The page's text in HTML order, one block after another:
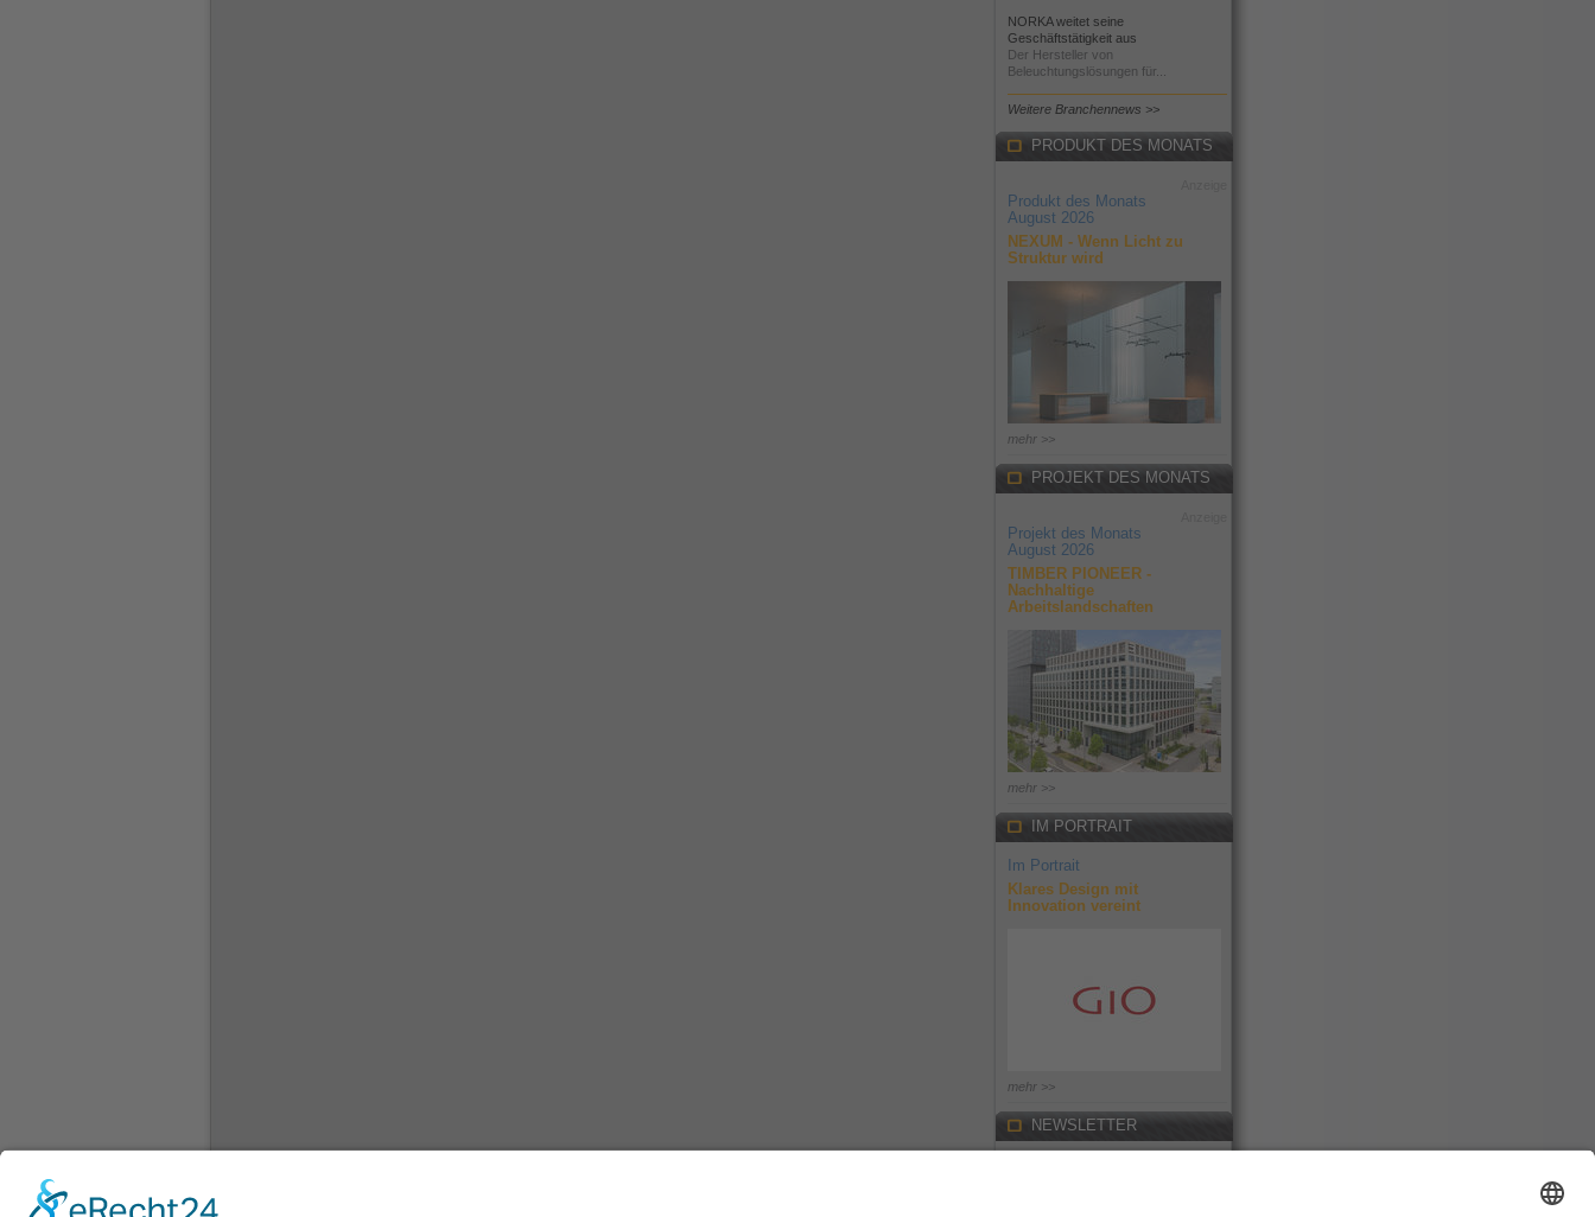
NORKA weitet seine
Geschäftstätigkeit aus
Der Hersteller von
Beleuchtungslösungen für...
Weitere Branchennews >>
PRODUKT DES MONATS
Produkt des Monats
August 2026
NEXUM - Wenn Licht zu
Struktur wird
mehr >>
PROJEKT DES MONATS
Projekt des Monats
August 2026
TIMBER PIONEER -
Nachhaltige
Arbeitslandschaften
mehr >>
IM PORTRAIT
Im Portrait
Klares Design mit
Innovation vereint
mehr >>
NEWSLETTER